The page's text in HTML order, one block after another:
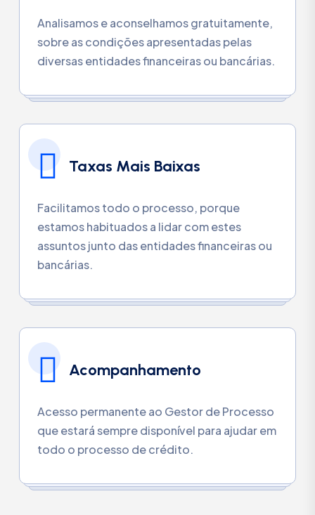
Analisamos e aconselhamos gratuitamente,
sobre as condições apresentadas pelas
diversas entidades financeiras ou bancárias.
Taxas Mais Baixas
Facilitamos todo o processo, porque
estamos habituados a lidar com estes
assuntos junto das entidades financeiras ou
bancárias.
Acompanhamento
Acesso permanente ao Gestor de Processo
que estará sempre disponível para ajudar em
todo o processo de crédito.